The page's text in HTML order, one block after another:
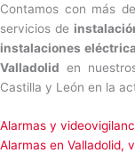
Contamos con más
servicios de
instalaciones
Valladolid en
Castilla y León en la
Alarmas y
Alarmas en Valladolid,